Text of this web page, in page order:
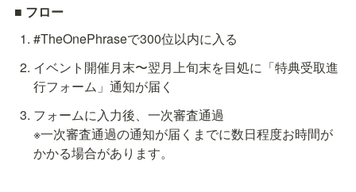
■ フロー
#TheOnePhraseで300位以内に入る
イベント開催月末〜翌月上旬末を目処に「特典受取進
行フォーム」通知が届く
フォームに入力後、一次審査通過
※一次審査通過の通知が届くまでに数日程度お時間が
かかる場合があります。